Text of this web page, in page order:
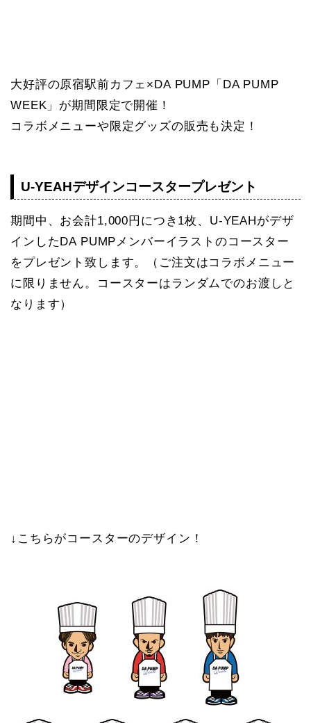
大好評の原宿駅前カフェ×DA PUMP「DA PUMP
WEEK」が期間限定で開催！
コラボメニューや限定グッズの販売も決定！
U-YEAHデザインコースタープレゼント
期間中、お会計1,000円につき1枚、U-YEAHがデザ
インしたDA PUMPメンバーイラストのコースター
をプレゼント致します。（ご注文はコラボメニュー
に限りません。コースターはランダムでのお渡しと
なります）
↓こちらがコースターのデザイン！